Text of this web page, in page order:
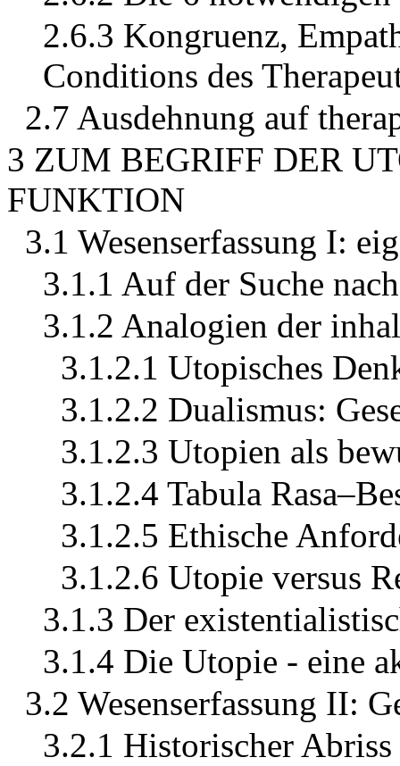
2.6.3 Kongruenz,
Conditions des
2.7 Ausdehnung auf
3 ZUM BEGRIFF DER
FUNKTION
3.1 Wesenserfassung I:
3.1.1 Auf der Suche
3.1.2 Analogien der
3.1.2.1 Utopisches
3.1.2.2 Dualismus:
3.1.2.3 Utopien als
3.1.2.4 Tabula
3.1.2.5 Ethische
3.1.2.6 Utopie versus
3.1.3 Der
3.1.4 Die Utopie - eine
3.2 Wesenserfassung II:
3.2.1 Historischer Abriss